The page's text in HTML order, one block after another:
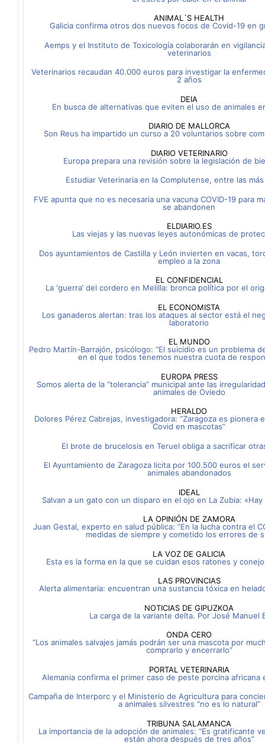
ANIMAL´S HEALTH
Galicia confirma otros dos nuevos focos de Covid-19 en
Aemps y el Instituto de Toxicología colaborarán en
veterinarios
Veterinarios recaudan 40.000 euros para investigar la
2 años
DEIA
En busca de alternativas que eviten el uso de animales
DIARIO DE MALLORCA
Son Reus ha impartido un curso a 20 voluntarios sobre
DIARIO VETERINARIO
Europa prepara una revisión sobre la legislación de
Estudiar Veterinaria en la Complutense, entre las
FVE apunta que no es necesaria una vacuna COVID-19 para
se abandonen
ELDIARIO.ES
Las viejas y las nuevas leyes autonómicas de
Dos ayuntamientos de Castilla y León invierten en vacas,
empleo a la zona
EL CONFIDENCIAL
La ‘guerra’ del cordero en Melilla: bronca política por el
EL ECONOMISTA
Los ganaderos alertan: tras los ataques al sector está el
laboratorio
EL MUNDO
Pedro Martín-Barrajón, psicólogo: “El suicidio es un problema
en el que todos tenemos nuestra cuota de
EUROPA PRESS
Somos alerta de la “tolerancia” municipal ante las
animales de Oviedo
HERALDO
Dolores Pérez Cabrejas, investigadora: “Zaragoza es pionera
Covid en mascotas”
El brote de brucelosis en Teruel obliga a sacrificar
El Ayuntamiento de Zaragoza licita por 100.500 euros el
animales abandonados
IDEAL
Salvan a un gato con un disparo en el ojo en La Zubia:
LA OPINIÓN DE ZAMORA
Juan Gestal, experto en salud pública: “En la lucha contra el
medidas de siempre y cometido los errores de
LA VOZ DE GALICIA
Esta es la forma en la que se cuidan esos ratones y
LAS PROVINCIAS
Alerta alimentaria: encuentran una sustancia tóxica en
NOTICIAS DE GIPUZKOA
La carga de la variante delta. Por José Manuel
ONDA CERO
“Los animales salvajes jamás podrán ser una mascota por
comprarlo y encerrarlo”
PORTAL VETERINARIA
Alemania confirma el primer caso de peste porcina africana
Campaña de Interporc y el Ministerio de Agricultura para
a animales silvestres “no es lo natural”
TRIBUNA SALAMANCA
La importancia de la adopción de animales: “Es gratificante
están ahora después de tres años”